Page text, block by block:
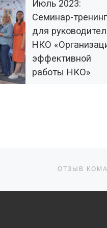
Июль 2023:
Семинар-тренинг
для
НКО
эффективной
работы НКО»
технологий «Гарант» (г.
ОБРАТНО К СПИСКУ